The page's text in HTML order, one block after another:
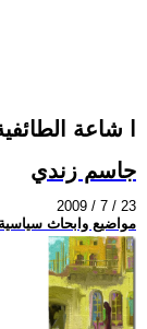
ا شاعة
جاسم زندي
2009 / 7 / 23
مواضيع وابحاث سياسية